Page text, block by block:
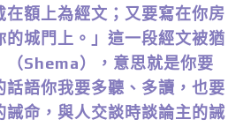
在額上為經文；又要寫在你房
的城門上。」這一段經文被猶
（Shema），意思就是你要
話語你我要多聽、多讀，也要
誡命，與人交談時談論主的誡